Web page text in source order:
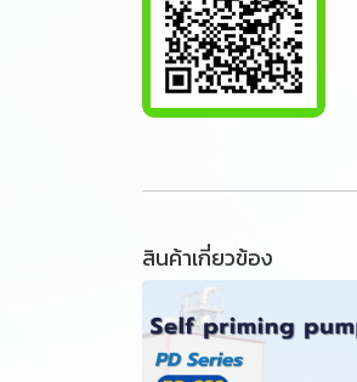
สินค้าเกี่ยวข้อง